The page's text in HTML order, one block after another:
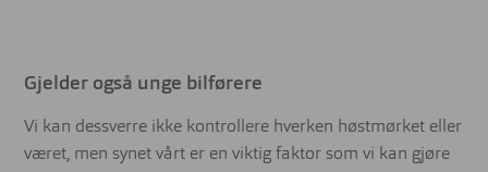
Gjelder også unge bilførere
Vi kan dessverre ikke kontrollere hverken høstmørket eller
været, men synet vårt er en viktig faktor som vi kan gjøre